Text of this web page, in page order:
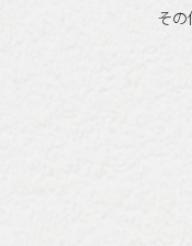
その